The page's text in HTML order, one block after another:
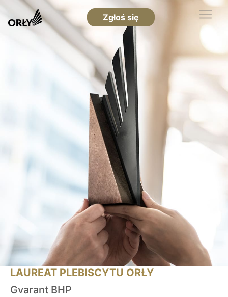
Zgłoś się
LAUREAT PLEBISCYTU ORŁY
Gvarant BHP